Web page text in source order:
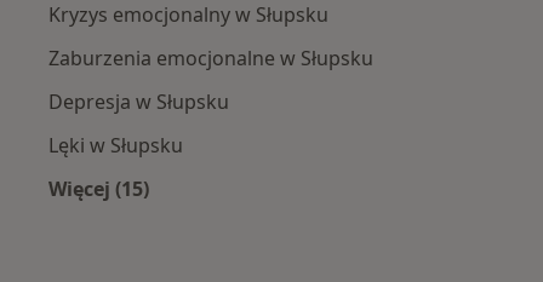
Kryzys emocjonalny w Słupsku
Zaburzenia emocjonalne w Słupsku
Depresja w Słupsku
Lęki w Słupsku
Więcej (15)